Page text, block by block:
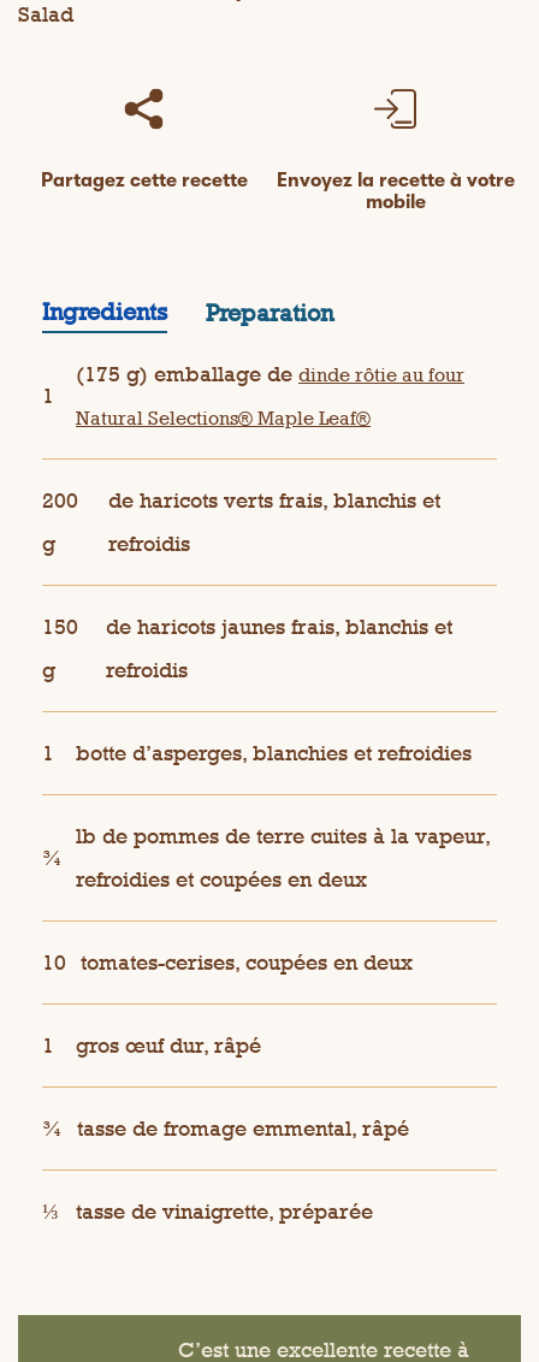
Partagez cette recette
Envoyez la recette à votre
mobile
Ingredients Preparation
1
(175 g) emballage de dinde rôtie au four
Natural Selections® Maple Leaf®
200
g
de haricots verts frais, blanchis et
refroidis
150
g
de haricots jaunes frais, blanchis et
refroidis
1 botte d’asperges, blanchies et refroidies
¾
lb de pommes de terre cuites à la vapeur,
refroidies et coupées en deux
10 tomates-cerises, coupées en deux
1 gros œuf dur, râpé
¾ tasse de fromage emmental, râpé
⅓ tasse de vinaigrette, préparée
C’est une excellente recette à